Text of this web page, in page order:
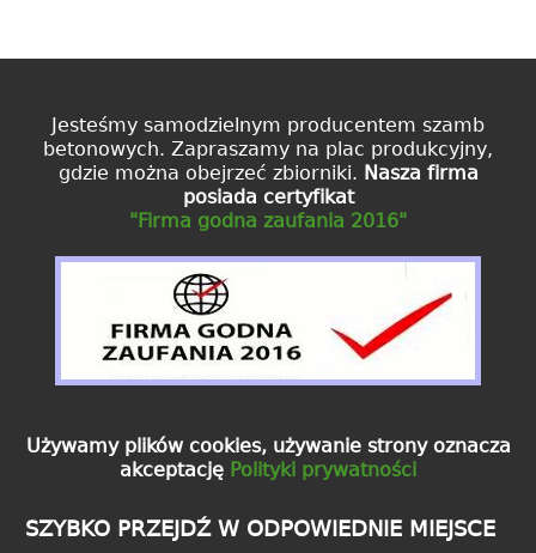
Jesteśmy samodzielnym producentem szamb
betonowych. Zapraszamy na plac produkcyjny,
gdzie można obejrzeć zbiorniki. Nasza firma
posiada certyfikat
"Firma godna zaufania 2016"
Używamy plików cookies, używanie strony oznacza
akceptację Polityki prywatności
SZYBKO PRZEJDŹ W ODPOWIEDNIE MIEJSCE